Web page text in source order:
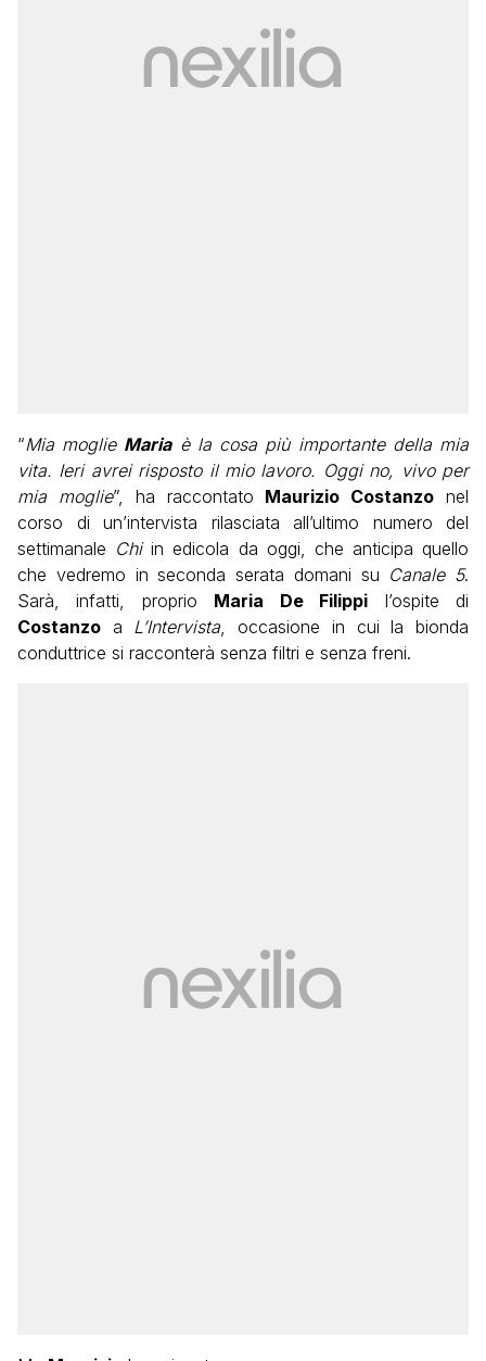
“Mia moglie Mariaè la cosa più importante della mia
vita. Ieri avrei risposto il mio lavoro. Oggi no, vivo per
mia moglie”, ha raccontato Maurizio Costanzo nel
corso di un’intervista rilasciata all’ultimo numero del
settimanale Chiin edicola da oggi, che anticipa quello
che vedremo in seconda serata domani su Canale 5.
Sarà, infatti, proprio Maria De Filippi l’ospite di
Costanzo a L’Intervista, occasione in cui la bionda
conduttrice si racconterà senza filtri e senza freni.